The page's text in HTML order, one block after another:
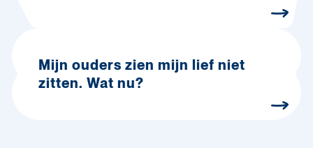
Mijn ouders zien mijn lief niet
zitten. Wat nu?